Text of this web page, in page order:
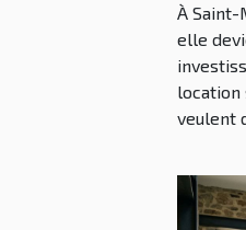
À Saint-
elle
location
veulent